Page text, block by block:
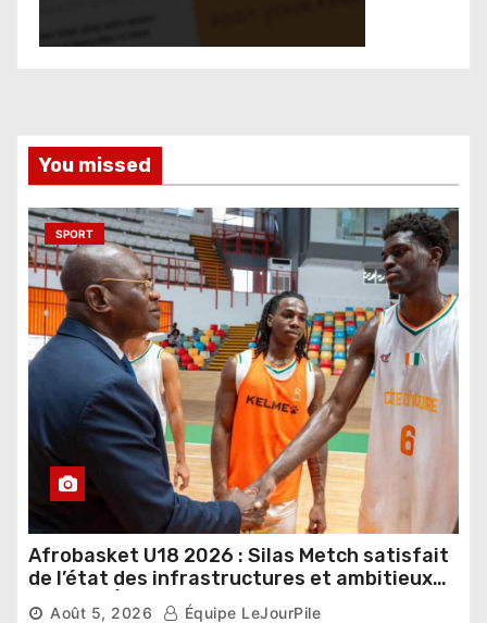
You missed
SPORT
Afrobasket U18 2026 : Silas Metch satisfait
de l’état des infrastructures et ambitieux
pour les Éléphants
Août 5, 2026 Équipe LeJourPile